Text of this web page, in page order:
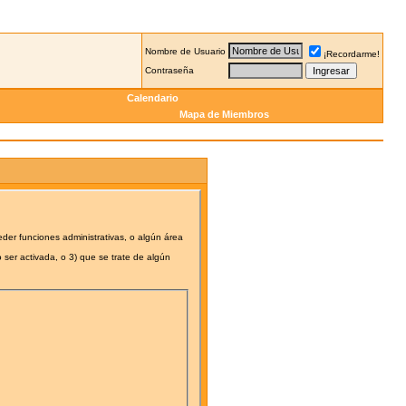
Nombre de Usuario
¡Recordarme!
Contraseña
Calendario
Mapa de Miembros
funciones administrativas, o algún área
activada, o 3) que se trate de algún